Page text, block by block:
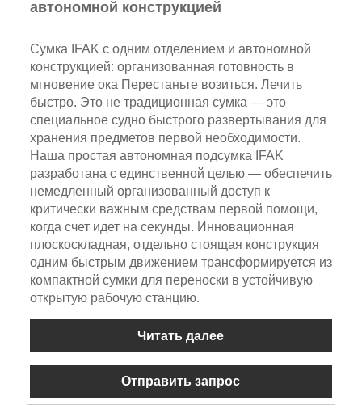
автономной конструкцией
Сумка IFAK с одним отделением и автономной
конструкцией: организованная готовность в
мгновение ока Перестаньте возиться. Лечить
быстро. Это не традиционная сумка — это
специальное судно быстрого развертывания для
хранения предметов первой необходимости.
Наша простая автономная подсумка IFAK
разработана с единственной целью — обеспечить
немедленный организованный доступ к
критически важным средствам первой помощи,
когда счет идет на секунды. Инновационная
плоскоскладная, отдельно стоящая конструкция
одним быстрым движением трансформируется из
компактной сумки для переноски в устойчивую
открытую рабочую станцию.
Читать далее
Отправить запрос